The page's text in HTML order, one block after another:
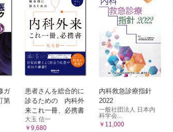
ガ
第
患者さんを総合的に
診るための 内科外
来これ一冊、必携書
大玉 信一
￥9,680
内科救急診療指針
2022
一般社団法人 日本内
科学会...
￥11,000